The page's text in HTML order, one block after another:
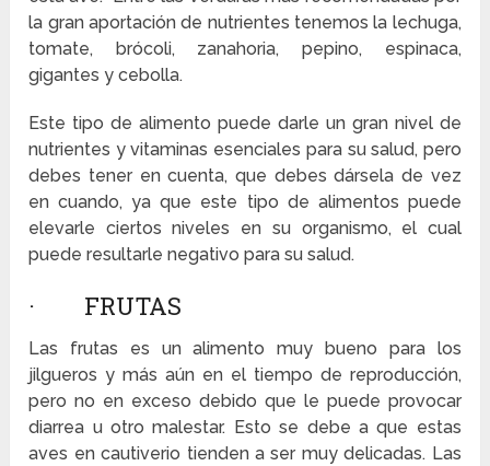
la gran aportación de nutrientes tenemos la lechuga,
tomate, brócoli, zanahoria, pepino, espinaca,
gigantes y cebolla.
Este tipo de alimento puede darle un gran nivel de
nutrientes y vitaminas esenciales para su salud, pero
debes tener en cuenta, que debes dársela de vez
en cuando, ya que este tipo de alimentos puede
elevarle ciertos niveles en su organismo, el cual
puede resultarle negativo para su salud.
· FRUTAS
Las frutas es un alimento muy bueno para los
jilgueros y más aún en el tiempo de reproducción,
pero no en exceso debido que le puede provocar
diarrea u otro malestar. Esto se debe a que estas
aves en cautiverio tienden a ser muy delicadas. Las